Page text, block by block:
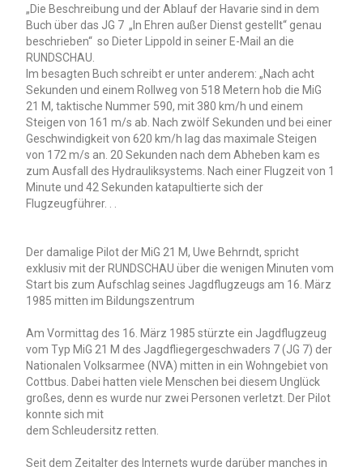
„Die Beschreibung und der Ablauf der Havarie sind in dem
Buch über das JG 7 „In Ehren außer Dienst gestellt“ genau
beschrieben“ so Dieter Lippold in seiner E-Mail an die
RUNDSCHAU.
Im besagten Buch schreibt er unter anderem: „Nach acht
Sekunden und einem Rollweg von 518 Metern hob die MiG
21 M, taktische Nummer 590, mit 380 km/h und einem
Steigen von 161 m/s ab. Nach zwölf Sekunden und bei einer
Geschwindigkeit von 620 km/h lag das maximale Steigen
von 172 m/s an. 20 Sekunden nach dem Abheben kam es
zum Ausfall des Hydrauliksystems. Nach einer Flugzeit von 1
Minute und 42 Sekunden katapultierte sich der
Flugzeugführer. . .
Der damalige Pilot der MiG 21 M, Uwe Behrndt, spricht
exklusiv mit der RUNDSCHAU über die wenigen Minuten vom
Start bis zum Aufschlag seines Jagdflugzeugs am 16. März
1985 mitten im Bildungszentrum
Am Vormittag des 16. März 1985 stürzte ein Jagdflugzeug
vom Typ MiG 21 M des Jagdfliegergeschwaders 7 (JG 7) der
Nationalen Volksarmee (NVA) mitten in ein Wohngebiet von
Cottbus. Dabei hatten viele Menschen bei diesem Unglück
großes, denn es wurde nur zwei Personen verletzt. Der Pilot
konnte sich mit
dem Schleudersitz retten.
Seit dem Zeitalter des Internets wurde darüber manches in